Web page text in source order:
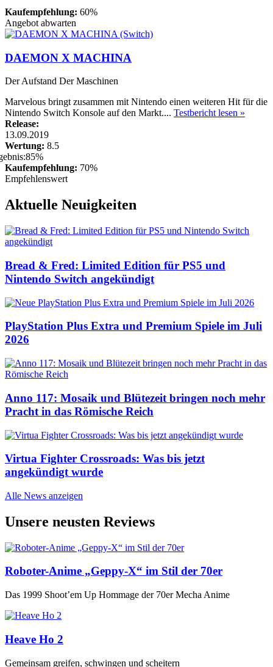
Kaufempfehlung: 60%
Angebot abwarten
DAEMON X MACHINA
Der Aufstand Der Maschinen
Marvelous bringt zusammen mit Nintendo einen weiteren Hit für die
Nintendo Switch Konsole auf den Markt.... Testbericht lesen »
Release:
13.09.2019
Wertung: 8.5
Kaufempfehlung: 70%
Empfehlenswert
Aktuelle Neuigkeiten
Bread & Fred: Limited Edition für PS5 und
Nintendo Switch angekündigt
PlayStation Plus Extra und Premium Spiele im Juli
2026
Anno 117: Mosaik und Blütezeit bringen noch mehr
Pracht in das Römische Reich
Virtua Fighter Crossroads: Was bis jetzt
angekündigt wurde
Alle News anzeigen
Unsere neusten Reviews
Roboter-Anime „Geppy-X“ im Stil der 70er
Das 1999 Shoot’em Up Hommage der 70er Mecha Anime
Heave Ho 2
Gemeinsam greifen, schwingen und scheitern